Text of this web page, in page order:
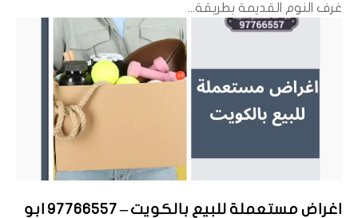
غرف النوم القديمة بطريقة...
اغراض مستعملة للبيع بالكويت – 97766557 ابو